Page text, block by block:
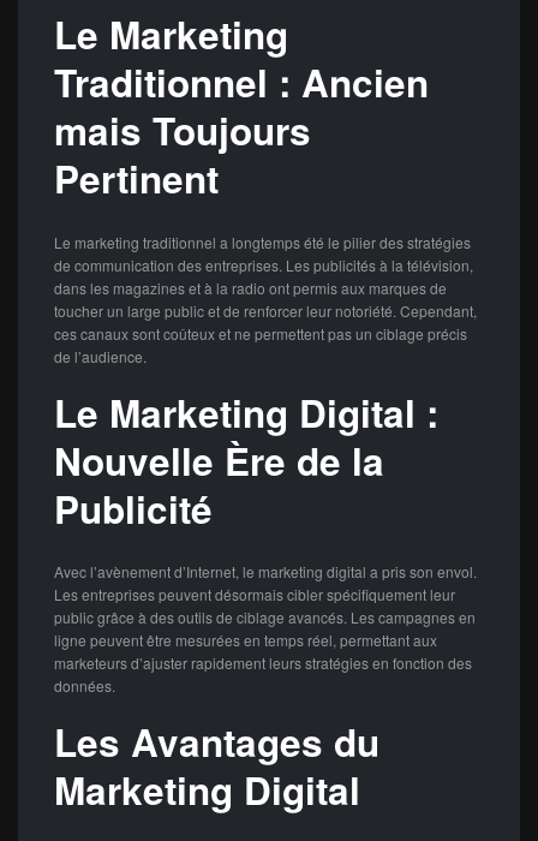
Le Marketing
Traditionnel : Ancien
mais Toujours
Pertinent
Le marketing traditionnel a longtemps été le pilier des stratégies
de communication des entreprises. Les publicités à la télévision,
dans les magazines et à la radio ont permis aux marques de
toucher un large public et de renforcer leur notoriété. Cependant,
ces canaux sont coûteux et ne permettent pas un ciblage précis
de l’audience.
Le Marketing Digital :
Nouvelle Ère de la
Publicité
Avec l’avènement d’Internet, le marketing digital a pris son envol.
Les entreprises peuvent désormais cibler spécifiquement leur
public grâce à des outils de ciblage avancés. Les campagnes en
ligne peuvent être mesurées en temps réel, permettant aux
marketeurs d’ajuster rapidement leurs stratégies en fonction des
données.
Les Avantages du
Marketing Digital